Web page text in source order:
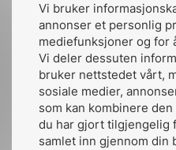
Vi bruker
annonser et personlig
mediefunksjoner og for
Vi deler dessuten
bruker nettstedet vårt,
sosiale medier,
som kan kombinere
du har gjort tilgjengelig
samlet inn gjennom din
Kontakt oss
Ansatte
Kontakt